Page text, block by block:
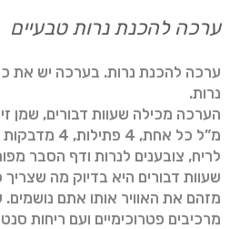
ערכה להכנת נרות טבעיים
ערכה להכנת נרות. בערכה יש את
נרות.
מ”ל כל אחת, 4
לריח, צובענים לנרות ודף הסבר
שעוות דבורים היא בדיוק מה שצריך
מזהם את האוויר אותו אתם נושמים.
מרכיבים פטרוכימיים ועם ריחות